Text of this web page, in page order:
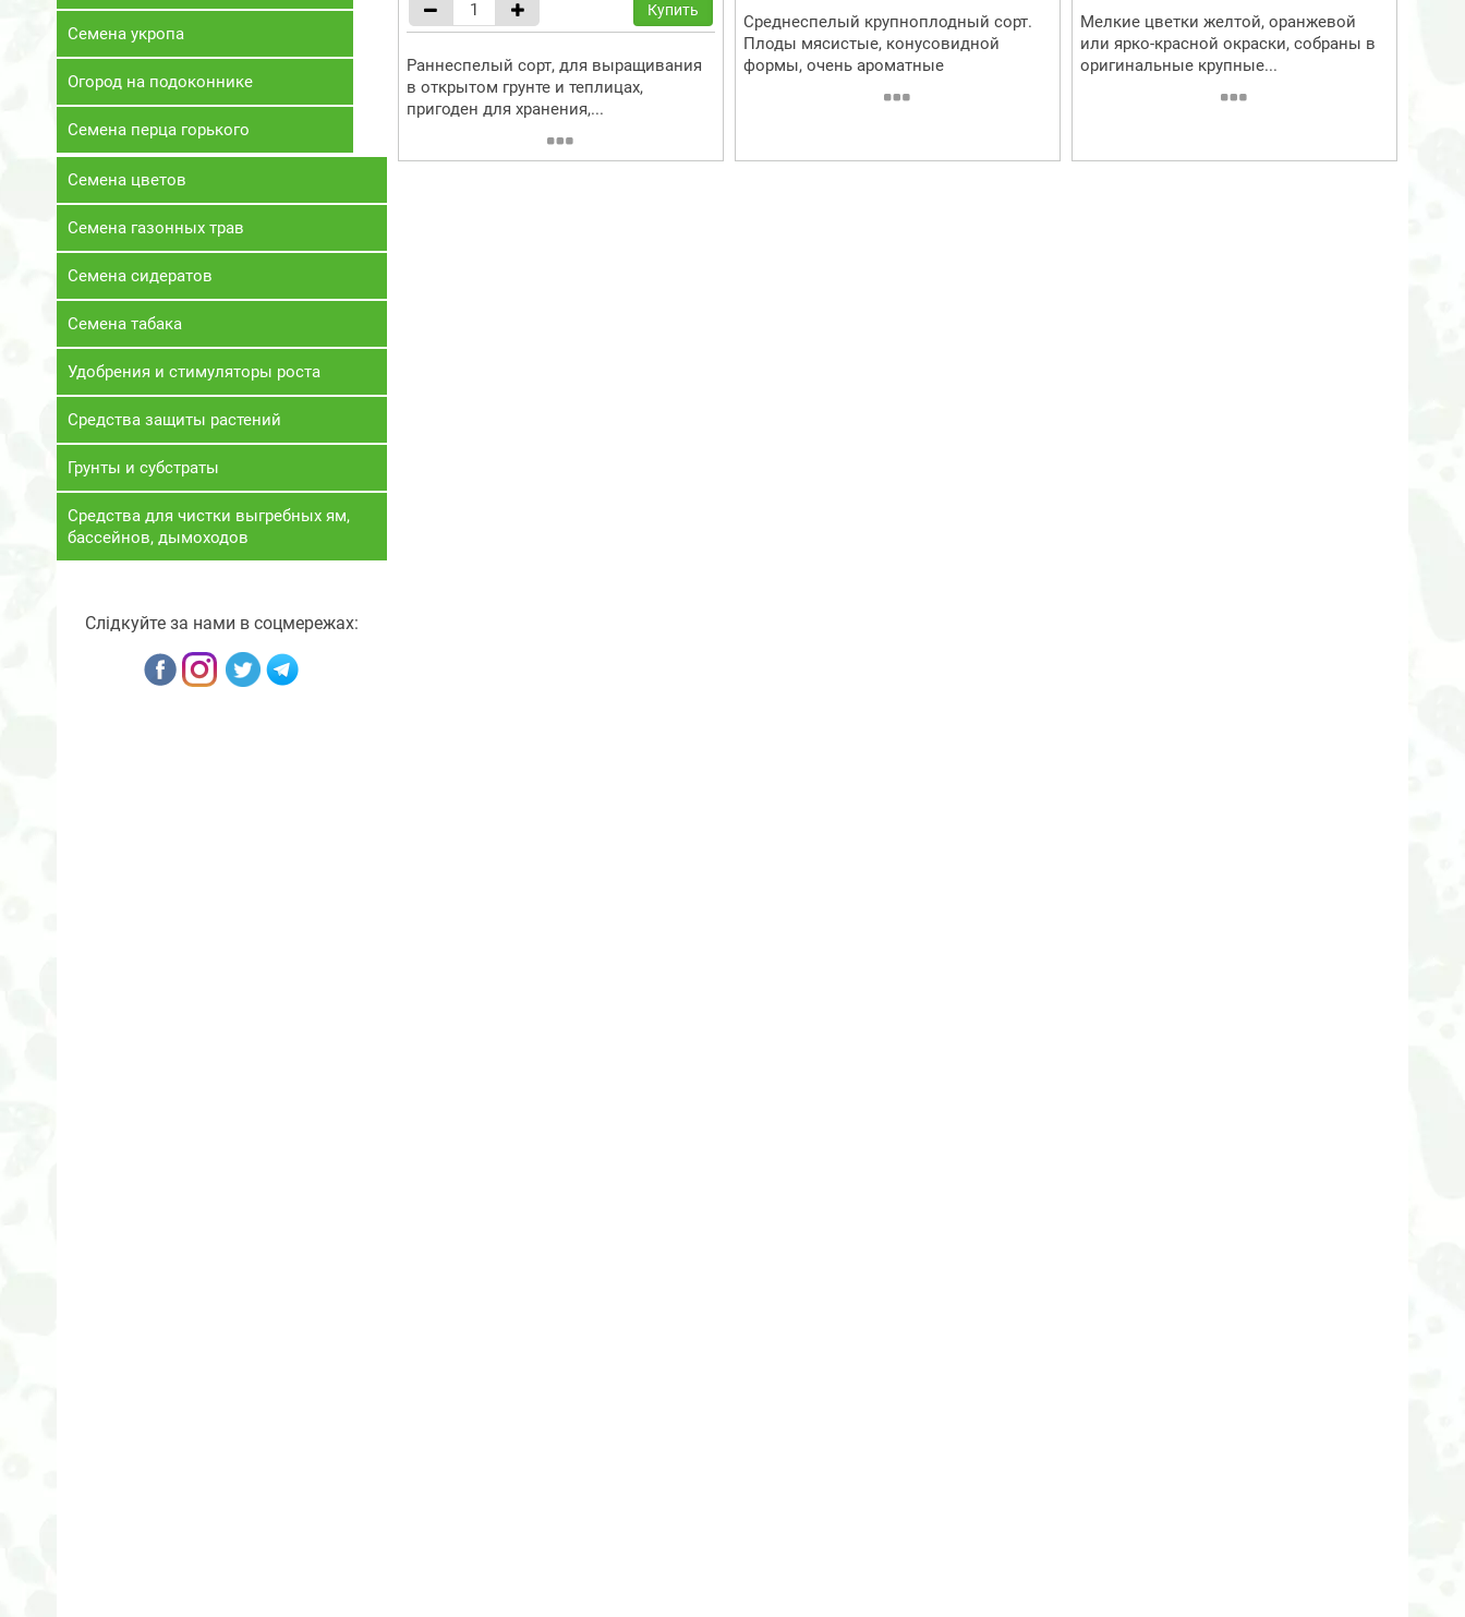
Семена укропа
Огород на подоконнике
Семена перца горького
Семена цветов
Семена газонных трав
Семена сидератов
Семена табака
Удобрения и стимуляторы роста
Средства защиты растений
Грунты и субстраты
Средства для чистки выгребных ям,
бассейнов, дымоходов
Слідкуйте за нами в соцмережах:
Купить
Раннеспелый сорт, для выращивания
в открытом грунте и теплицах,
пригоден для хранения,...
Среднеспелый крупноплодный сорт.
Плоды мясистые, конусовидной
формы, очень ароматные
Мелкие цветки желтой, оранжевой
или ярко-красной окраски, собраны в
оригинальные крупные...